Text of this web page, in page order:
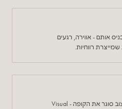
אותם - אווירה, רגעים
רווחיות.
המותג מביא אותם לדלת, העיצוב סוגר את הקופה - Visual